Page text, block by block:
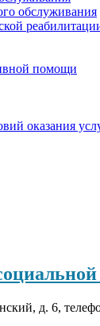
обслуживания
помощи
оказания
д. 6,